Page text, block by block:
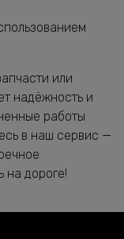
от 3400 руб.
от 1160 руб.
от 2240 руб.
или
надёжность и
работы
в наш сервис —
на дороге!